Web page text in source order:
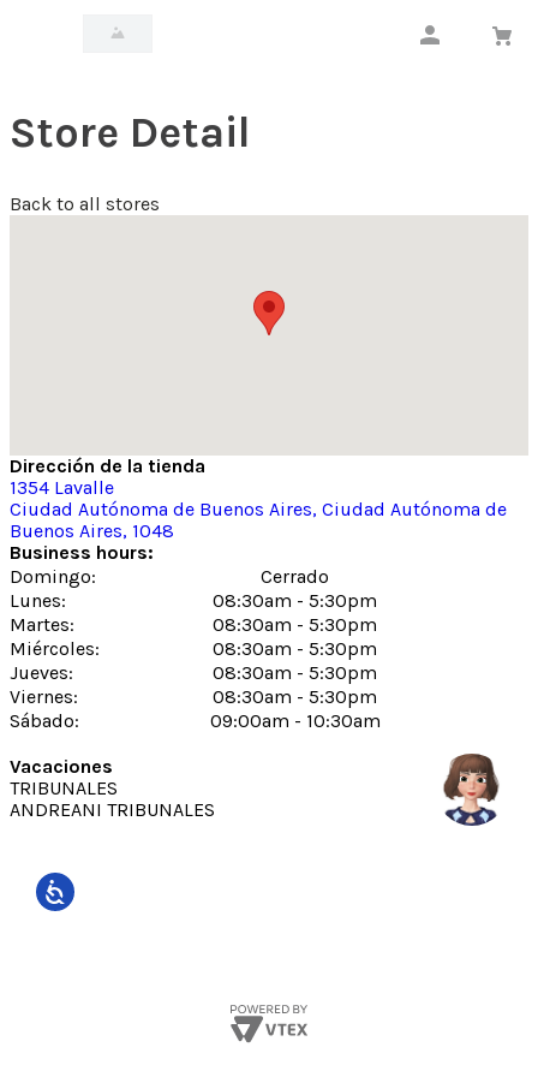
Store Detail
Back to all stores
Dirección de la tienda
1354 Lavalle
Ciudad Autónoma de Buenos Aires, Ciudad Autónoma de
Buenos Aires, 1048
Business hours:
Domingo:
Cerrado
Lunes:
08:30am - 5:30pm
Martes:
08:30am - 5:30pm
Miércoles:
08:30am - 5:30pm
Jueves:
08:30am - 5:30pm
Viernes:
08:30am - 5:30pm
Sábado:
09:00am - 10:30am
Vacaciones
TRIBUNALES
ANDREANI TRIBUNALES